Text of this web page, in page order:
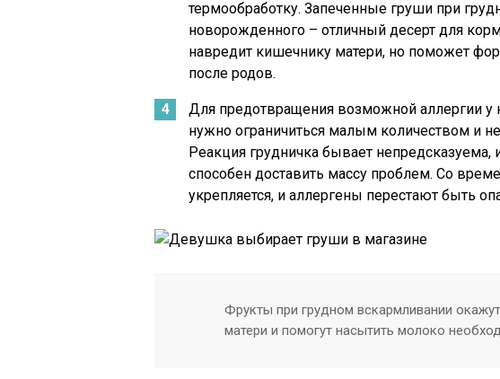
термообработку. Запеченные груши при
новорожденного – отличный десерт для
навредит кишечнику матери, но поможет
после родов.
Для предотвращения возможной аллергии
нужно ограничиться малым количеством и
Реакция грудничка бывает
способен доставить массу проблем. Со
укрепляется, и аллергены перестают быть
Фрукты при грудном вскармливании
матери и помогут насытить молоко